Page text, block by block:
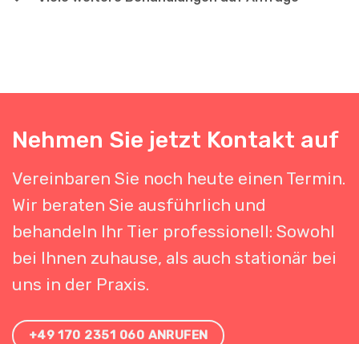
Nehmen Sie jetzt Kontakt auf
Vereinbaren Sie noch heute einen Termin.
Wir beraten Sie ausführlich und
behandeln Ihr Tier professionell: Sowohl
bei Ihnen zuhause, als auch stationär bei
uns in der Praxis.
+49 170 2351 060 ANRUFEN